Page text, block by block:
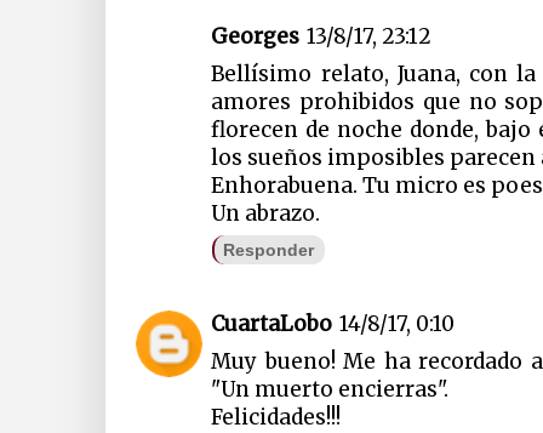
Georges 13/8/17, 23:12
Bellísimo relato, Juana, con
amores prohibidos que no
florecen de noche donde,
los sueños imposibles parecen
Enhorabuena. Tu micro es
Un abrazo.
Responder
CuartaLobo 14/8/17, 0:10
Muy bueno! Me ha recordado
"Un muerto encierras".
Felicidades!!!